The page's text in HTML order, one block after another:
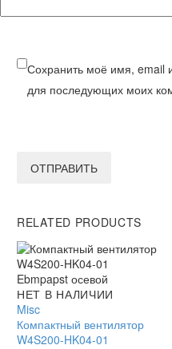
Сохранить моё имя, email
для последующих моих
ОТПРАВИТЬ
RELATED PRODUCTS
Компактный
вентилятор
W4S200-
HK04-
НЕТ В НАЛИЧИИ
Misc
Компактный вентилятор
W4S200-HK04-01